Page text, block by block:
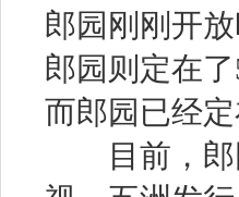
郎园刚刚开
郎园则定在
而郎园已经
目前，郎